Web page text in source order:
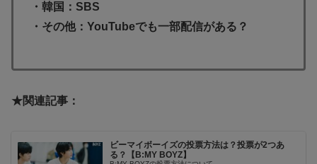
・韓国：SBS
・その他：YouTubeでも一部配信がある？
★関連記事：
ビーマイボーイズの投票方法は？投票が2つあ
る？【B:MY BOYZ】